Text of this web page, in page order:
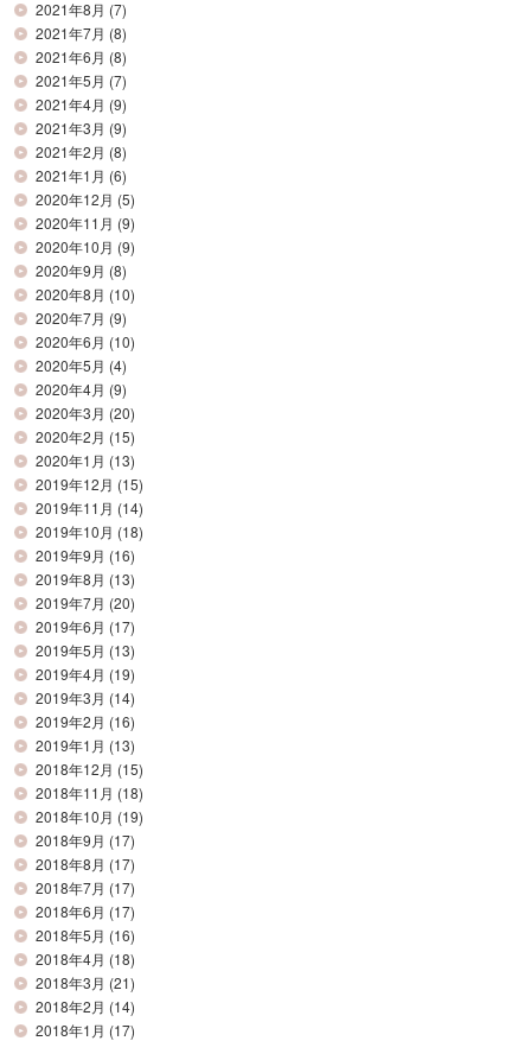
2021年8月 (7)
2021年7月 (8)
2021年6月 (8)
2021年5月 (7)
2021年4月 (9)
2021年3月 (9)
2021年2月 (8)
2021年1月 (6)
2020年12月 (5)
2020年11月 (9)
2020年10月 (9)
2020年9月 (8)
2020年8月 (10)
2020年7月 (9)
2020年6月 (10)
2020年5月 (4)
2020年4月 (9)
2020年3月 (20)
2020年2月 (15)
2020年1月 (13)
2019年12月 (15)
2019年11月 (14)
2019年10月 (18)
2019年9月 (16)
2019年8月 (13)
2019年7月 (20)
2019年6月 (17)
2019年5月 (13)
2019年4月 (19)
2019年3月 (14)
2019年2月 (16)
2019年1月 (13)
2018年12月 (15)
2018年11月 (18)
2018年10月 (19)
2018年9月 (17)
2018年8月 (17)
2018年7月 (17)
2018年6月 (17)
2018年5月 (16)
2018年4月 (18)
2018年3月 (21)
2018年2月 (14)
2018年1月 (17)